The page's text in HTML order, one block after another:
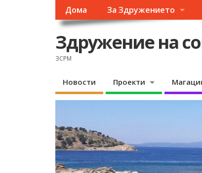
Дома За Здружението
Здружение на
ЗСРМ
Новости Проекти